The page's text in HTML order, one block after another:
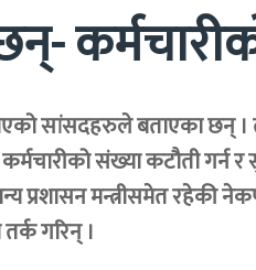
सांसदहरुले बताएका छन्
संख्या कटौती गर्न र
प्रशासन मन्त्रीसमेत रहेकी
गरिन् ।